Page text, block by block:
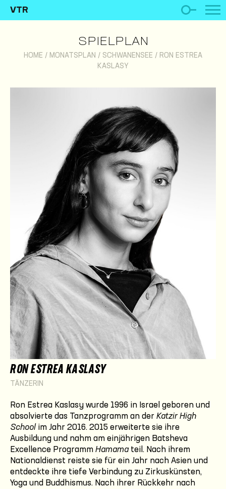
VTR
SPIELPLAN
HOME / MONATSPLAN / SCHWANENSEE / RON ESTREA
KASLASY
RON ESTREA KASLASY
TÄNZERIN
Ron Estrea Kaslasy wurde 1996 in Israel geboren und
absolvierte das Tanzprogramm an der Katzir High
School im Jahr 2016. 2015 erweiterte sie ihre
Ausbildung und nahm am einjährigen Batsheva
Excellence Programm Hamamateil. Nach ihrem
Nationaldienst reiste sie für ein Jahr nach Asien und
entdeckte ihre tiefe Verbindung zu Zirkuskünsten,
Yoga und Buddhismus. Nach ihrer Rückkehr nach